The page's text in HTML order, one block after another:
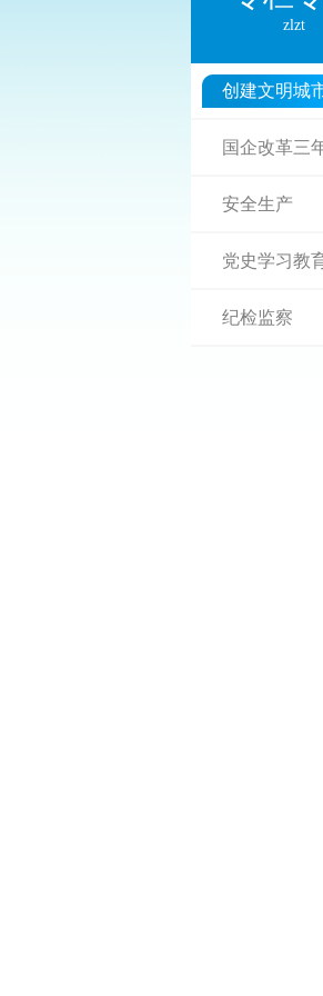
zlzt
创建文明城
国企改革三
安全生产
党史学习教
纪检监察